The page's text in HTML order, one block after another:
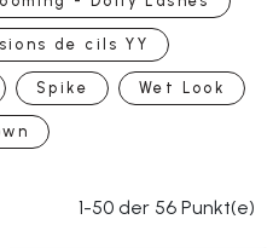
de cils YY
Spike Wet Look
1-50 der 56 Punkt(e)